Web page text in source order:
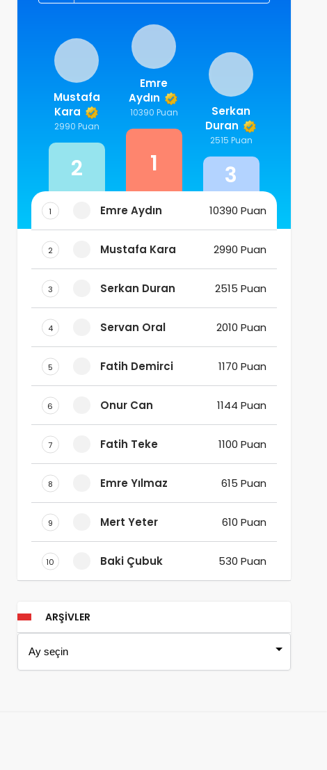
Emre
Aydın
10390 Puan
1
Mustafa
Kara
2990 Puan
2
Serkan
Duran
2515 Puan
3
1 Emre Aydın 10390 Puan
2 Mustafa Kara 2990 Puan
3 Serkan Duran 2515 Puan
4 Servan Oral 2010 Puan
5 Fatih Demirci 1170 Puan
6 Onur Can 1144 Puan
7 Fatih Teke 1100 Puan
8 Emre Yılmaz 615 Puan
9 Mert Yeter 610 Puan
10 Baki Çubuk 530 Puan
ARŞIVLER